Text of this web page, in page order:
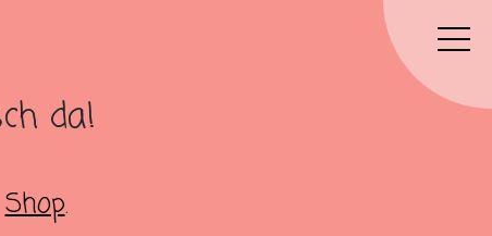
da!
Shop.